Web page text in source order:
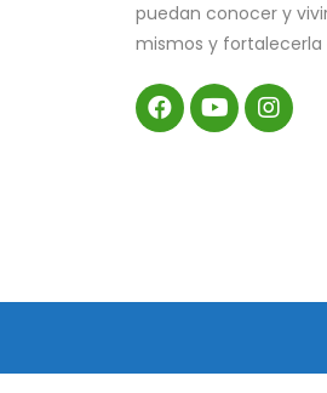
puedan conocer y
mismos y fortalecerla